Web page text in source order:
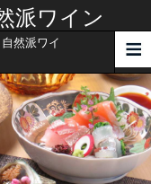
派ワイン
然派ワイ